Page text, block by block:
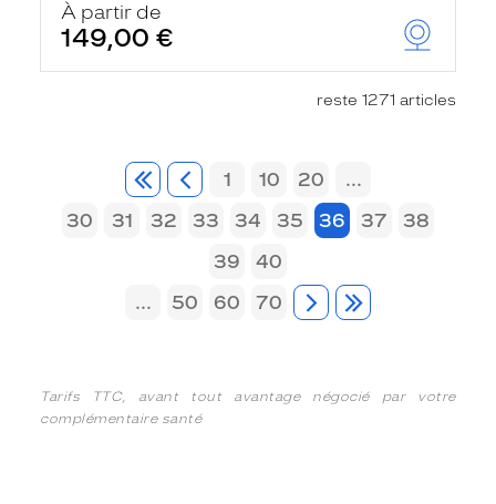
À partir de
149,00 €
reste 1271 articles
1 10 20
...
30
31 32 33 34 35 36 37
38
39
40
...
50 60 70
Tarifs TTC, avant tout avantage négocié par votre
complémentaire santé